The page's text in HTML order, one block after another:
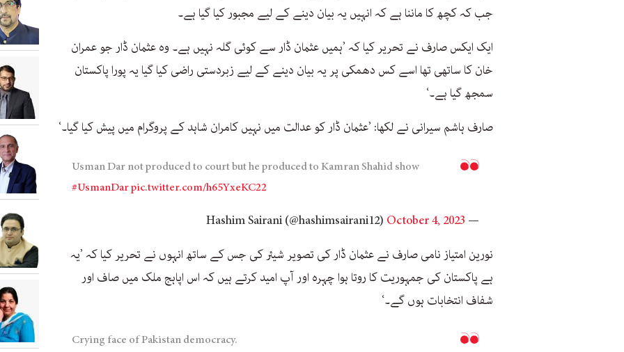
جب کہ کچھ کا ماننا ہے کہ انہیں یہ بیان دینے کے لیے مجبور کیا گیا ہے۔
ایک ایکس صارف نے تحریر کیا کہ ’ہمیں عثمان ڈار سے کوئی گلہ نہیں ہے۔ وہ عثمان ڈار جو عمران
خان کا ساتھی تھا اسے کس دھمکی پر یہ بیان دینے کے لیے زبردستی راضی کیا گیا یہ پورا پاکستان
سمجھ گیا ہے۔‘
صارف ہاشم سیرانی نے لکھا: ’عثمان ڈار کو عدالت میں نہیں کامران شاہد کے پروگرام میں پیش کیا گیا۔‘
Usman Dar not produced to court but he produced to Kamran Shahid show
#UsmanDarpic.twitter.com/h65YxeKC22
— Hashim Sairani (@hashimsairani12)
October 4, 2023
نورین امتیاز نامی صارف نے عثمان ڈار کی تصویر شیئر کی جس کے ساتھ انہوں نے تحریر کیا کہ ’یہ
ہے پاکستان کی جمہوریت کا روتا ہوا چہرہ اور آپ امید کرتے ہیں کہ اس اپاہج ملک میں صاف اور
شفاف انتخابات ہوں گے۔‘
Crying face of Pakistan democracy.